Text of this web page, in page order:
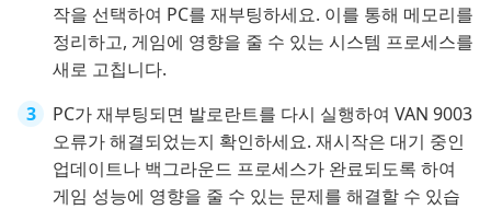
작을 선택하여 PC를 재부팅하세요. 이를 통해 메모리를
정리하고, 게임에 영향을 줄 수 있는 시스템 프로세스를
새로 고칩니다.
PC가 재부팅되면 발로란트를 다시 실행하여 VAN 9003
오류가 해결되었는지 확인하세요. 재시작은 대기 중인
업데이트나 백그라운드 프로세스가 완료되도록 하여
게임 성능에 영향을 줄 수 있는 문제를 해결할 수 있습